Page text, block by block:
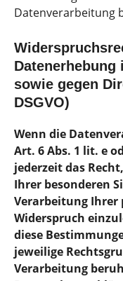
Datenverarbeitung
Datenerhebung
sowie gegen
DSGVO)
Wenn die
Art. 6 Abs. 1 lit. e
jederzeit das
Ihrer besonderen
Verarbeitung Ihrer
Widerspruch
diese
jeweilige
Verarbeitung